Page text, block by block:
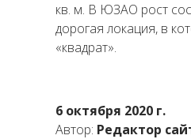
кв. м. В ЮЗАО рост
дорогая локация, в
«квадрат».
6 октября 2020 г.
Автор: Редактор